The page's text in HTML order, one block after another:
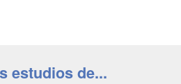
estudios de...